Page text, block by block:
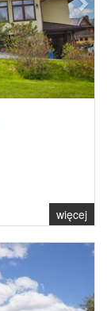
więcej
Next